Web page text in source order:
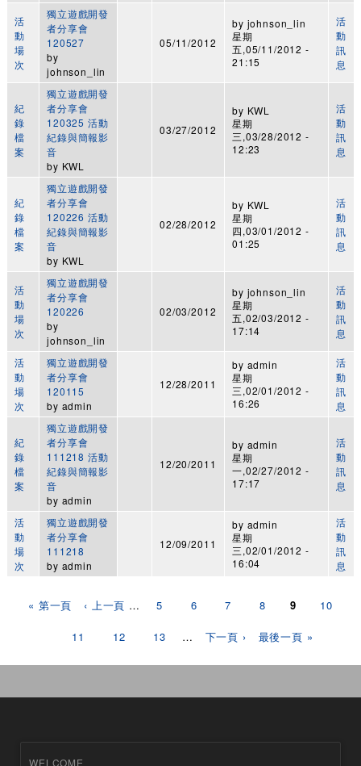
活
動
場
次
獨立遊戲開發
者分享會
120527
by
johnson_lin
05/11/2012
by johnson_lin
星期
五,05/11/2012 -
21:15
活
動
訊
息
紀
錄
檔
案
獨立遊戲開發
者分享會
120325 活動
紀錄與簡報影
音
by KWL
03/27/2012
by KWL
星期
三,03/28/2012 -
12:23
活
動
訊
息
紀
錄
檔
案
獨立遊戲開發
者分享會
120226 活動
紀錄與簡報影
音
by KWL
02/28/2012
by KWL
星期
四,03/01/2012 -
01:25
活
動
訊
息
活
動
場
次
獨立遊戲開發
者分享會
120226
by
johnson_lin
02/03/2012
by johnson_lin
星期
五,02/03/2012 -
17:14
活
動
訊
息
活
動
場
次
獨立遊戲開發
者分享會
120115
by admin
12/28/2011
by admin
星期
三,02/01/2012 -
16:26
活
動
訊
息
紀
錄
檔
案
獨立遊戲開發
者分享會
111218 活動
紀錄與簡報影
音
by admin
12/20/2011
by admin
星期
一,02/27/2012 -
17:17
活
動
訊
息
活
動
場
次
獨立遊戲開發
者分享會
111218
by admin
12/09/2011
by admin
星期
三,02/01/2012 -
16:04
活
動
訊
息
頁面« 第一頁 ‹ 上一頁 … 5 6 7 8 9 10
11 12 13 … 下一頁 › 最後一頁 »
WELCOME